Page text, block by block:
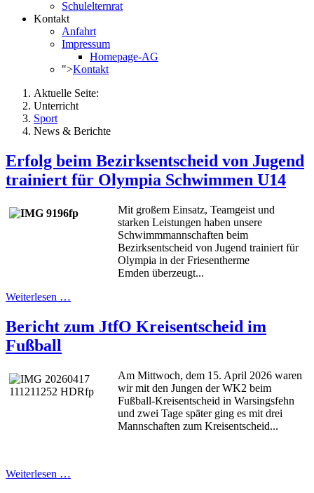
Schulelternrat
Kontakt
Anfahrt
Impressum
Homepage-AG
">Kontakt
Aktuelle Seite:
Unterricht
Sport
News & Berichte
Erfolg beim Bezirksentscheid von Jugend
trainiert für Olympia Schwimmen U14
Mit großem Einsatz, Teamgeist und
starken Leistungen haben unsere
Schwimmmannschaften beim
Bezirksentscheid von Jugend trainiert für
Olympia in der Friesentherme
Emden überzeugt...
Weiterlesen …
Bericht zum JtfO Kreisentscheid im
Fußball
Am Mittwoch, dem 15. April 2026 waren
wir mit den Jungen der WK2 beim
Fußball-Kreisentscheid in Warsingsfehn
und zwei Tage später ging es mit drei
Mannschaften zum Kreisentscheid...
Weiterlesen …